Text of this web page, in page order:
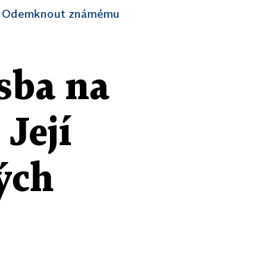
Odemknout známému
na
Její